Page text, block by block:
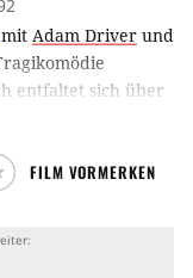
mit Adam Driver und
entfaltet sich über
mit einem
unterwegs.
FILM VORMERKEN